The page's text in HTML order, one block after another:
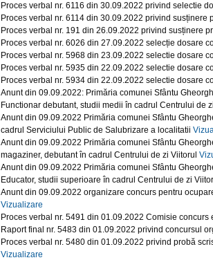
Proces verbal nr. 6116 din 30.09.2022 privind selectie
Proces verbal nr. 6114 din 30.09.2022 privind
Proces verbal nr. 191 din 26.09.2022 privind susținere
Proces verbal nr. 6026 din 27.09.2022 selecție dosare
Proces verbal nr. 5968 din 23.09.2022 selectie dosare
Proces verbal nr. 5935 din 22.09.2022 selectie dosare
Proces verbal nr. 5934 din 22.09.2022 selectie dosare
Anunt din 09.09.2022: Primăria comunei Sfântu
Functionar debutant, studii medii în cadrul Centrului de
Anunt din 09.09.2022 Primăria comunei Sfântu
cadrul Serviciului Public de Salubrizare a localitatii
Anunt din 09.09.2022 Primăria comunei Sfântu
magaziner, debutant în cadrul Centrului de zi Viitorul
Anunt din 09.09.2022 Primăria comunei Sfântu
Educator, studii superioare în cadrul Centrului de zi
Anunt din 09.09.2022 organizare concurs pentru
Vizualizare
Proces verbal nr. 5491 din 01.09.2022 Comisie
Raport final nr. 5483 din 01.09.2022 privind concursul
Proces verbal nr. 5480 din 01.09.2022 privind probă
Vizualizare